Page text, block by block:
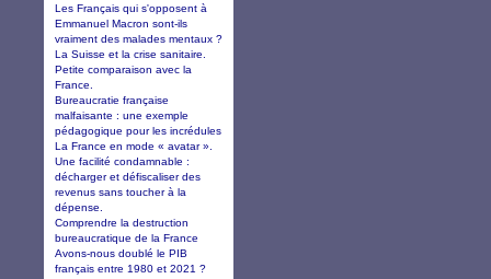
Les Français qui s'opposent à
Emmanuel Macron sont-ils
vraiment des malades mentaux ?
La Suisse et la crise sanitaire.
Petite comparaison avec la
France.
Bureaucratie française
malfaisante : une exemple
pédagogique pour les incrédules
La France en mode « avatar ».
Une facilité condamnable :
décharger et défiscaliser des
revenus sans toucher à la
dépense.
Comprendre la destruction
bureaucratique de la France
Avons-nous doublé le PIB
français entre 1980 et 2021 ?